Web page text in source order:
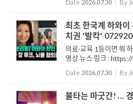
수 공모, 뇌물수수, 후보
Date 2026.07.30 By
최초 한국계 하와
치권 '발칵'
의료·교육 1등이면 뭐
영상 뉴스 링크 :
Date 2026.07.30 By
불타는 마굿간! …